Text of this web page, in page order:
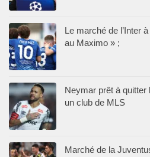
Le marché de l’Inter
au Maximo » ;
Neymar prêt à
un club de MLS
Marché de la